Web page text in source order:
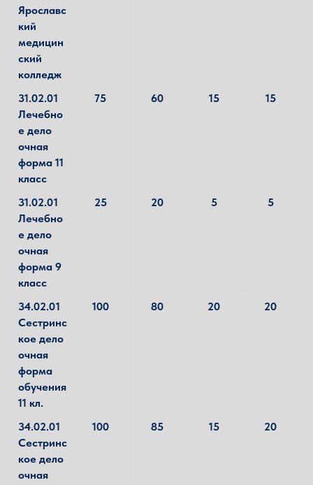
Ярославс
кий
медицин
ский
колледж
31.02.01
Лечебно
е дело
очная
форма 11
класс
75 60 15 15
31.02.01
Лечебно
е дело
очная
форма 9
класс
25 20 5 5
34.02.01
Сестринс
кое дело
очная
форма
обучения
11 кл.
100 80 20 20
34.02.01
Сестринс
кое дело
очная
100 85 15 20